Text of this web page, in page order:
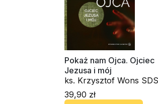
Pokaż nam Ojca. Ojciec
Jezusa i mój
ks. Krzysztof Wons SDS
39,90 zł